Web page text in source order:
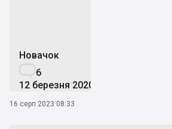
Новачок
6
12 березня 2020
16 серп 2023 08:33